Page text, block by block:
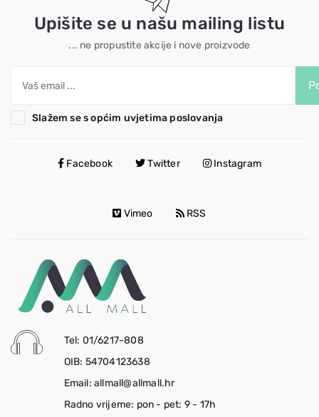
Upišite se u našu mailing listu
... ne propustite akcije i nove proizvode
Slažem se s općim uvjetima poslovanja
Facebook Twitter Instagram
Vimeo RSS
Tel: 01/6217-808
OIB: 54704123638
Email: allmall@allmall.hr
Radno vrijeme: pon - pet: 9 - 17h